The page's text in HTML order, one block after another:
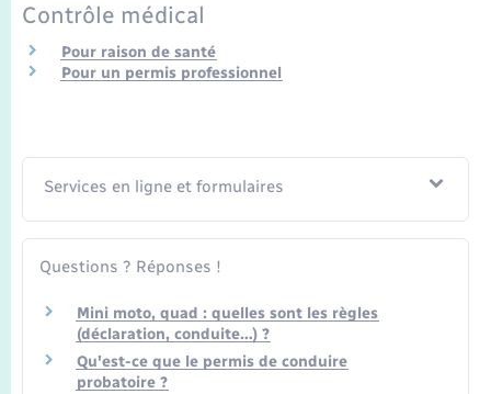
Contrôle médical
Pour raison de santé
Pour un permis professionnel
Services en ligne et formulaires
Questions ? Réponses !
Mini moto, quad : quelles sont les règles
(déclaration, conduite…) ?
Qu'est-ce que le permis de conduire
probatoire ?